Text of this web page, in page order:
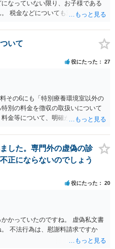
なっていない限り、お子様である
税金などについても滞納している
連絡が役所から来ますが、できな
続が開始した場合については先述の
相談者さまがお考えのほど強いもの
力の範囲で認められるものです。 親
養義務に比べて弱いものです。 生
っていなかったという事情も、扶
なります。
いて
役にたった 27
その6にも「特別療養環境室以外の
別の料金を徴収の取扱いについて
金等について、明確かつ懇切丁寧
養環境室以外の病室の病床が満床
ることは差し支えない。」と書いて
院理由(大部屋に空きがない等)での
」とは言っていません。 「入院の
料金の支払いに同意しないのであ
」という事例についても「不適切
だけで「不適切である」と断定も
とも示唆されていません。ですの
えて「緊急手術をおすすめします
で大部屋を希望される場合は本日
日当たり１万８７００円の個室で
した。専門外の虚偽の診
正にならないのでしょう
役にたった 20
かっていたのですね。 虚偽私文書
不法行為は、慰謝料請求ですか